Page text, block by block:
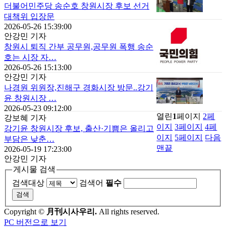
더불어민주당 송순호 창원시장 후보 선거
대책위 입장문
2026-05-26 15:39:00
안강민 기자
창원시 퇴직 간부 공무원,공무원 폭행 송순
호는 시장 자…
2026-05-26 15:13:00
안강민 기자
나경원 위원장,진해구 경화시장 방문..강기
윤 창원시장 …
2026-05-23 09:12:00
강보혜 기자
강기윤 창원시장 후보, 출산·기쁨은 올리고
부담은 낮춘…
2026-05-19 17:23:00
안강민 기자
열린1페이지 2페
이지
3페이지 4페
이지
5페이지
다음
맨끝
게시물 검색
검색대상
검색어 필수
Copyright © 月刊시사우리. All rights reserved.
PC 버전으로 보기